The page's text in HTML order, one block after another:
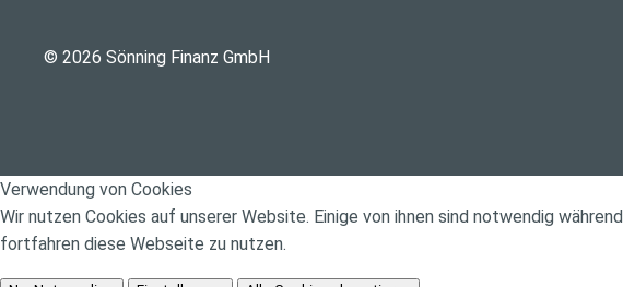
© 2026 Sönning Finanz GmbH
Verwendung von Cookies
Wir nutzen Cookies auf unserer Website. Einige von ihnen sind notwendig
fortfahren diese Webseite zu nutzen.